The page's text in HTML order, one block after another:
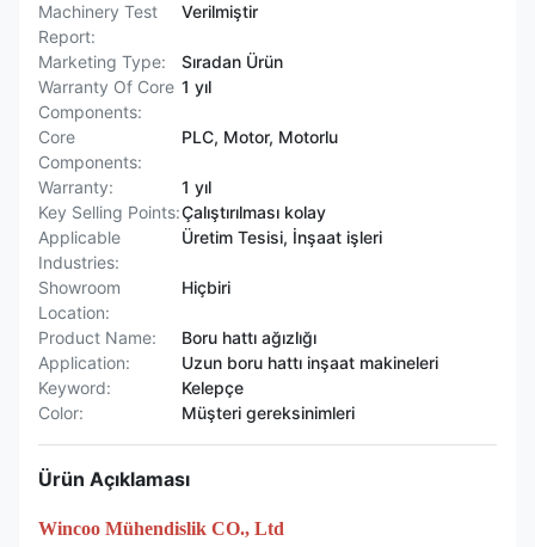
Machinery Test
Report:
Verilmiştir
Marketing Type:
Sıradan Ürün
Warranty Of Core
Components:
1 yıl
Core
Components:
PLC, Motor, Motorlu
Warranty:
1 yıl
Key Selling Points:Çalıştırılması kolay
Applicable
Industries:
Üretim Tesisi, İnşaat işleri
Showroom
Location:
Hiçbiri
Product Name:
Boru hattı ağızlığı
Application:
Uzun boru hattı inşaat makineleri
Keyword:
Kelepçe
Color:
Müşteri gereksinimleri
Ürün Açıklaması
Wincoo Mühendislik CO., Ltd